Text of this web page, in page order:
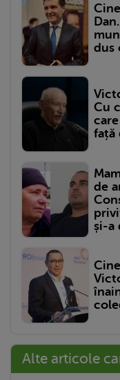
dus
Cu
față
de
și-a
Alte articole